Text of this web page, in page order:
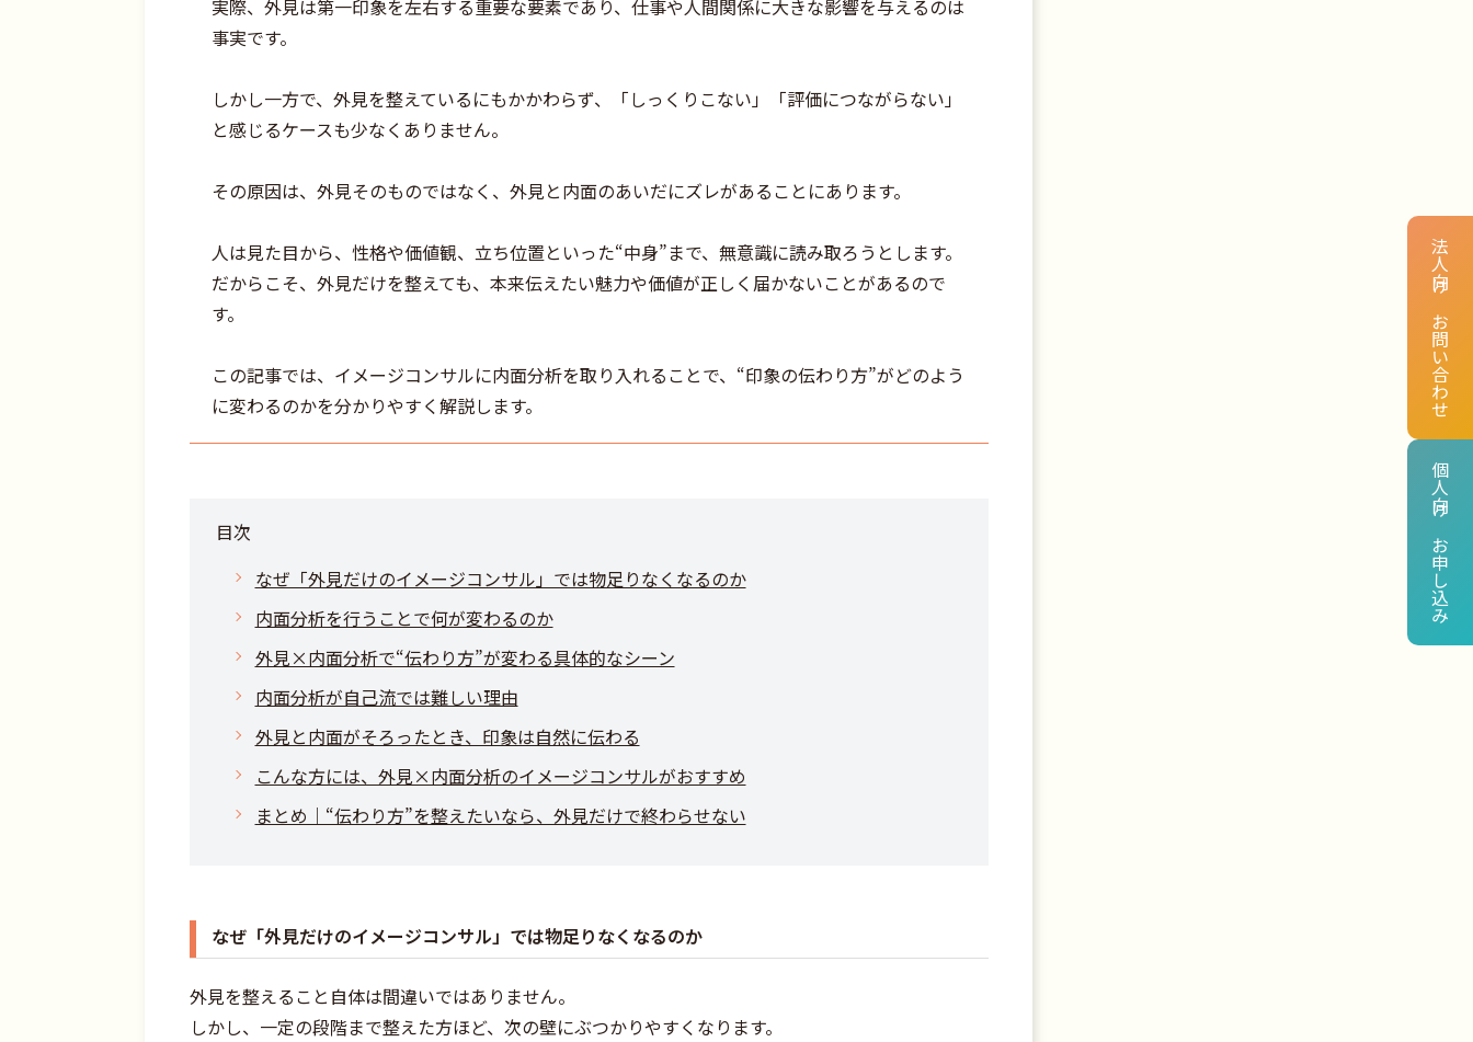
法人向け お問い合わせ
個人向け お申し込み
実際、外見は第一印象を左右する重要な要素であり、仕事や人間関係に大きな影響を与えるのは
事実です。
しかし一方で、外見を整えているにもかかわらず、「しっくりこない」「評価につながらない」
と感じるケースも少なくありません。
その原因は、外見そのものではなく、外見と内面のあいだにズレがあることにあります。
人は見た目から、性格や価値観、立ち位置といった“中身”まで、無意識に読み取ろうとします。
だからこそ、外見だけを整えても、本来伝えたい魅力や価値が正しく届かないことがあるので
す。
この記事では、イメージコンサルに内面分析を取り入れることで、“印象の伝わり方”がどのよう
に変わるのかを分かりやすく解説します。
目次
なぜ「外見だけのイメージコンサル」では物足りなくなるのか
内面分析を行うことで何が変わるのか
外見×内面分析で“伝わり方”が変わる具体的なシーン
内面分析が自己流では難しい理由
外見と内面がそろったとき、印象は自然に伝わる
こんな方には、外見×内面分析のイメージコンサルがおすすめ
まとめ｜“伝わり方”を整えたいなら、外見だけで終わらせない
なぜ「外見だけのイメージコンサル」では物足りなくなるのか
外見を整えること自体は間違いではありません。
しかし、一定の段階まで整えた方ほど、次の壁にぶつかりやすくなります。